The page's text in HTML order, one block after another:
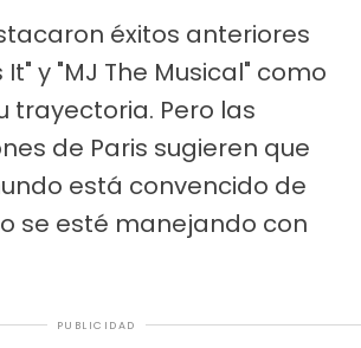
éxitos anteriores
It" y "MJ The Musical" como
trayectoria. Pero las
de Paris sugieren que
está convencido de
se esté manejando con
PUBLICIDAD